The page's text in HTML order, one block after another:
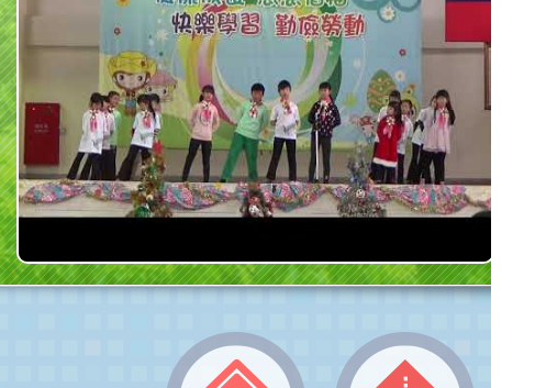
大坡國小客語社12月份表演實況